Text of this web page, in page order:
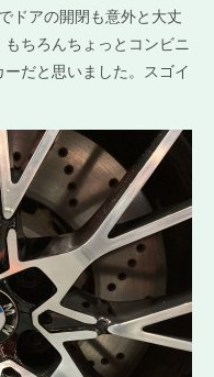
ドアの開閉も意外と大丈
ちろんちょっとコンビニ
だと思いました。スゴイ